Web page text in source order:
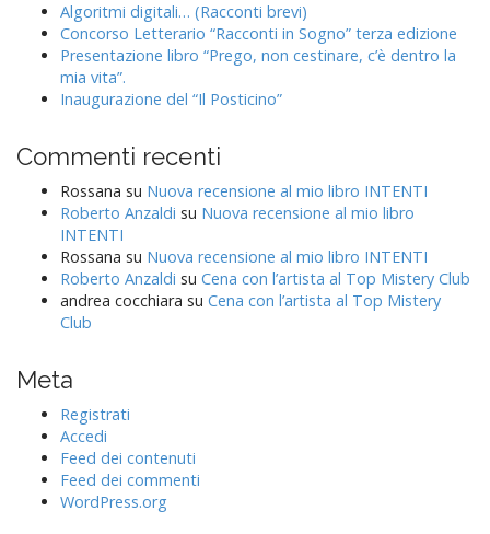
Algoritmi digitali… (Racconti brevi)
Concorso Letterario “Racconti in Sogno” terza edizione
Presentazione libro “Prego, non cestinare, c’è dentro la
mia vita”.
Inaugurazione del “Il Posticino”
Commenti recenti
Rossana su Nuova recensione al mio libro INTENTI
Roberto Anzaldi su Nuova recensione al mio libro
INTENTI
Rossana su Nuova recensione al mio libro INTENTI
Roberto Anzaldi su Cena con l’artista al Top Mistery Club
andrea cocchiara su Cena con l’artista al Top Mistery
Club
Meta
Registrati
Accedi
Feed dei contenuti
Feed dei commenti
WordPress.org